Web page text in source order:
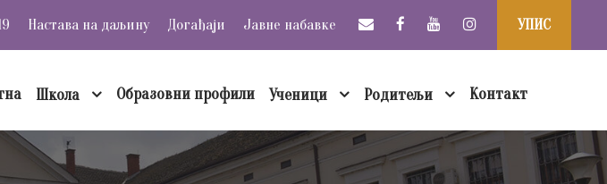
Настава на даљину Догађаји Јавне набавке УПИС
Школа Образовни профили Ученици Родитељи Контакт